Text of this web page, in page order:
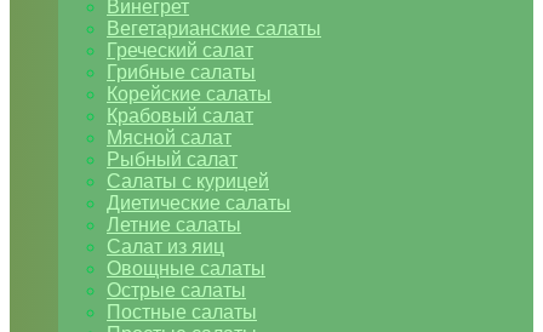
Винегрет
Вегетарианские салаты
Греческий салат
Грибные салаты
Корейские салаты
Крабовый салат
Мясной салат
Рыбный салат
Салаты с курицей
Диетические салаты
Летние салаты
Салат из яиц
Овощные салаты
Острые салаты
Постные салаты